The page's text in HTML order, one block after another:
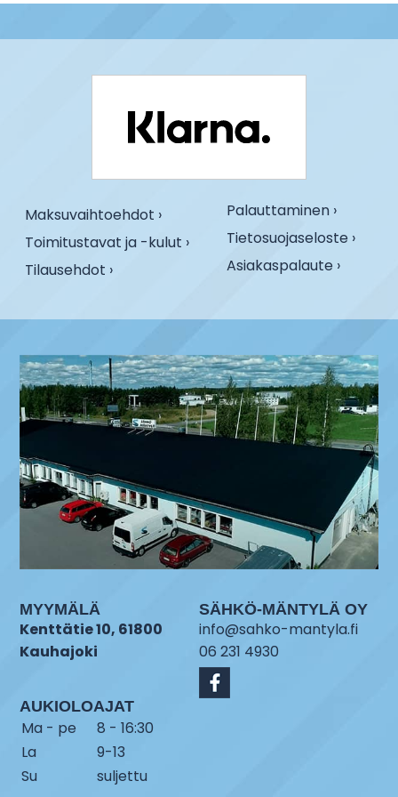
Maksuvaihtoehdot ›
Toimitustavat ja -kulut ›
Tilausehdot ›
Palauttaminen ›
Tietosuojaseloste ›
Asiakaspalaute ›
MYYMÄLÄ
Kenttätie 10, 61800
Kauhajoki
AUKIOLOAJAT
Ma - pe
8 - 16:30
La
9-13
Su
suljettu
SÄHKÖ-MÄNTYLÄ OY
info@sahko-mantyla.fi
06 231 4930